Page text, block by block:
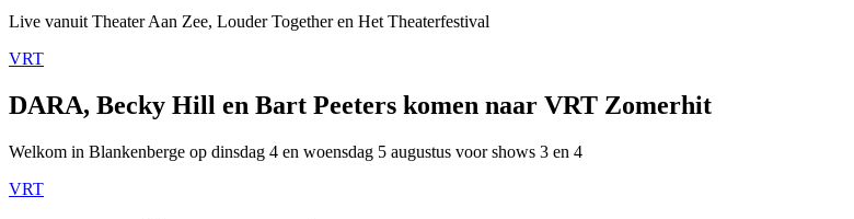
Live vanuit Theater Aan Zee, Louder Together en Het Theaterfestival
VRT
DARA, Becky Hill en Bart Peeters komen naar VRT Zomerhit
Welkom in Blankenberge op dinsdag 4 en woensdag 5 augustus voor shows 3 en 4
VRT